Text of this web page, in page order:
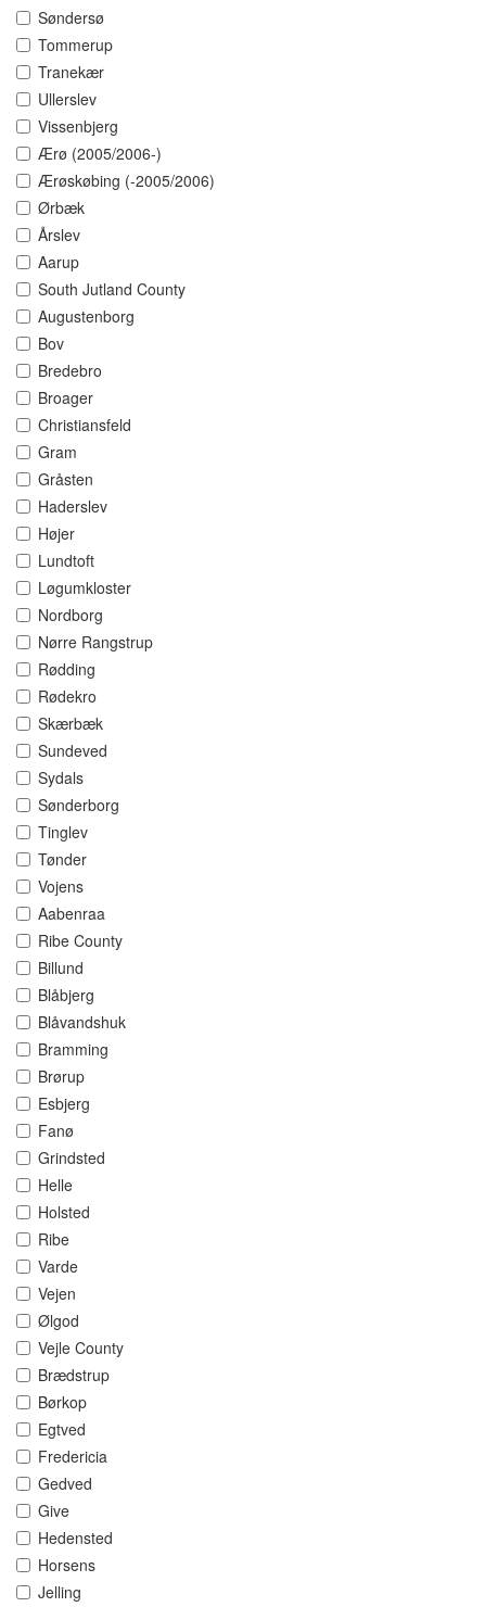
Søndersø
Tommerup
Tranekær
Ullerslev
Vissenbjerg
Ærø (2005/2006-)
Ærøskøbing (-2005/2006)
Ørbæk
Årslev
Aarup
South Jutland County
Augustenborg
Bov
Bredebro
Broager
Christiansfeld
Gram
Gråsten
Haderslev
Højer
Lundtoft
Løgumkloster
Nordborg
Nørre Rangstrup
Rødding
Rødekro
Skærbæk
Sundeved
Sydals
Sønderborg
Tinglev
Tønder
Vojens
Aabenraa
Ribe County
Billund
Blåbjerg
Blåvandshuk
Bramming
Brørup
Esbjerg
Fanø
Grindsted
Helle
Holsted
Ribe
Varde
Vejen
Ølgod
Vejle County
Brædstrup
Børkop
Egtved
Fredericia
Gedved
Give
Hedensted
Horsens
Jelling